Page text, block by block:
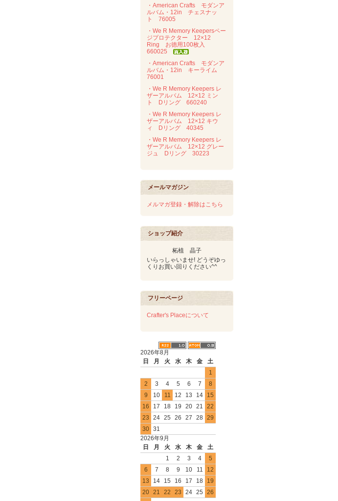
・American Crafts モダンア
ルバム・12in チェスナッ
ト 76005
・We R Memory Keepersペー
ジプロテクター 12×12
Ring お徳用100枚入
660025
・American Crafts モダンア
ルバム・12in キーライム
76001
・We R Memory Keepers レ
ザーアルバム 12×12 ミン
ト Dリング 660240
・We R Memory Keepers レ
ザーアルバム 12×12 キウ
ィ Dリング 40345
・We R Memory Keepers レ
ザーアルバム 12×12 グレー
ジュ Dリング 30223
メールマガジン
メルマガ登録・解除はこちら
ショップ紹介
柘植 晶子
いらっしゃいませ! どうぞゆっ
くりお買い回りください^^
フリーページ
Crafter's Placeについて
2026年8月
日
月 火 水 木 金
土
1
2
3 4 5 6 7
8
9
10 11 12 13 14
15
16
17 18 19 20 21
22
23
24 25 26 27 28 29
30 31
2026年9月
日
月 火 水 木 金
土
1
2 3 4
5
6
7 8 9 10 11
12
13
14 15 16 17 18
19
20 21 22 23 24 25
26